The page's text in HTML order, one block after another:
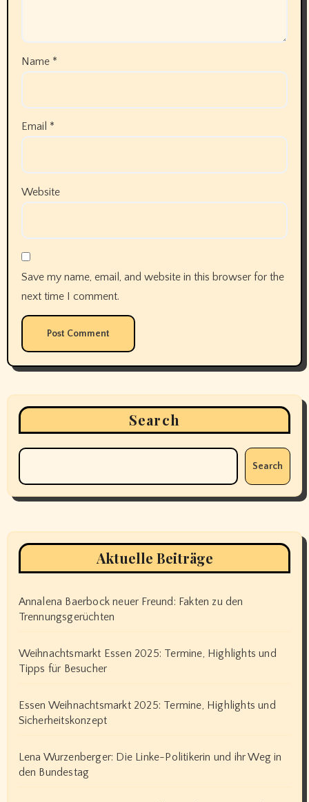
Name *
Email *
Website
Save my name, email, and website in this browser for the
next time I comment.
Search
Search
Aktuelle Beiträge
Annalena Baerbock neuer Freund: Fakten zu den
Trennungsgerüchten
Weihnachtsmarkt Essen 2025: Termine, Highlights und
Tipps für Besucher
Essen Weihnachtsmarkt 2025: Termine, Highlights und
Sicherheitskonzept
Lena Wurzenberger: Die Linke-Politikerin und ihr Weg in
den Bundestag